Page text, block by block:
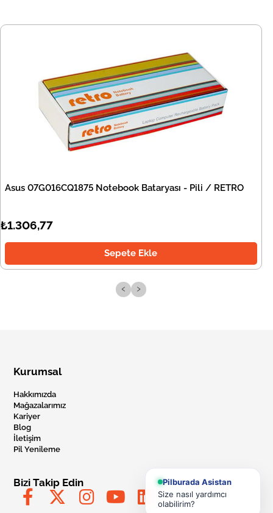
Asus 07G016CQ1875 Notebook Bataryası - Pili / RETRO
₺1.306,77
Sepete Ekle
‹ ›
Kurumsal
Hakkımızda
Mağazalarımız
Kariyer
Blog
İletişim
Pil Yenileme
Bizi Takip Edin
Pilburada Asistan
Size nasıl yardımcı
olabilirim?